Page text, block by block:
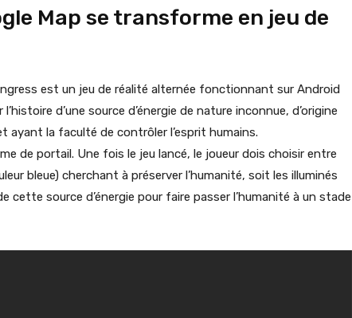
Map se transforme en jeu de
est un jeu de réalité alternée fonctionnant sur Android
d’une source d’énergie de nature inconnue, d’origine
la faculté de contrôler l’esprit humains.
de portail. Une fois le jeu lancé, le joueur dois choisir entre
bleue) cherchant à préserver l’humanité, soit les illuminés
cette source d’énergie pour faire passer l’humanité à un stade